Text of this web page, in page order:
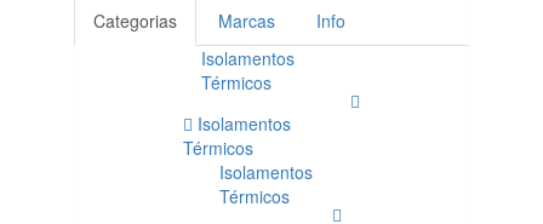
Categorias Marcas
Info
Isolamentos
Térmicos
Isolamentos
Térmicos
Isolamentos
Térmicos